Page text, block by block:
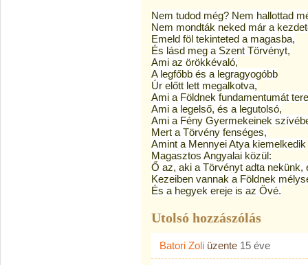
Nem tudod még? Nem hallottad
Nem mondták neked már a
Emeld föl tekinteted a magasba,
És lásd meg a Szent Törvényt,
Ami az örökkévaló,
A legfőbb és a legragyogóbb
Úr előtt lett megalkotva,
Ami a Földnek fundamentumát
Ami a legelső, és a legutolsó,
Ami a Fény Gyermekeinek
Mert a Törvény fenséges,
Amint a Mennyei Atya kiemelkedik
Magasztos Angyalai közül:
Ő az, aki a Törvényt adta nekünk,
Kezeiben vannak a Földnek
És a hegyek ereje is az Övé.
Utolsó hozzászólás
Batori Zoli üzente 15 éve